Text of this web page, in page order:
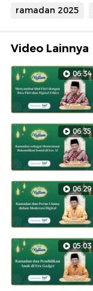
ramadan 2025
Video Lainnya
06:34
06:35
06:29
05:03